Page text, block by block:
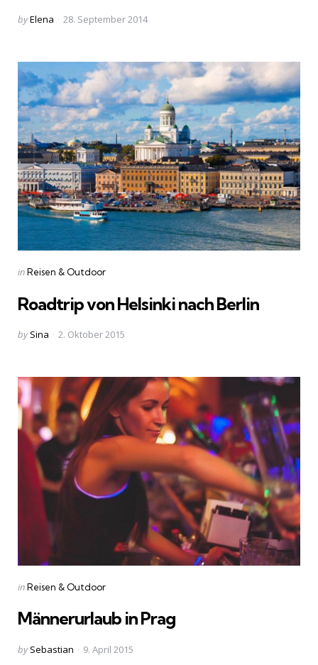
Posted
byElena 28. September 2014
Categories
Posted
inReisen & Outdoor
Roadtrip von Helsinki nach Berlin
Posted
by Sina 2. Oktober 2015
Categories
Posted
inReisen & Outdoor
Männerurlaub in Prag
Posted
by Sebastian 9. April 2015